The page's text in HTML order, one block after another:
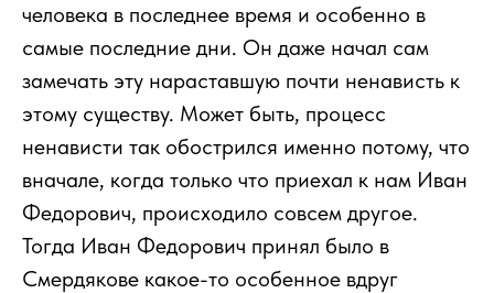
человека в последнее время и особенно в
самые последние дни. Он даже начал сам
замечать эту нараставшую почти ненависть к
этому существу. Может быть, процесс
ненависти так обострился именно потому, что
вначале, когда только что приехал к нам Иван
Федорович, происходило совсем другое.
Тогда Иван Федорович принял было в
Смердякове какое-то особенное вдруг